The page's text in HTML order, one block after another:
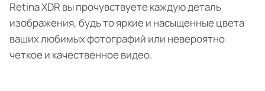
Retina XDR вы прочувствуете каждую деталь
изображения, будь то яркие и насыщенные цвета
ваших любимых фотографий или невероятно
четкое и качественное видео.